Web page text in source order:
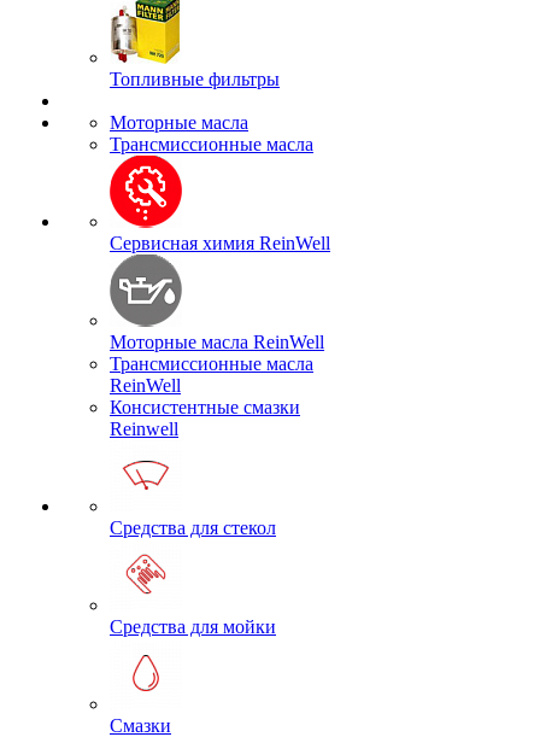
Топливные фильтры
Моторные масла
Трансмиссионные масла
Сервисная химия ReinWell
Моторные масла ReinWell
Трансмиссионные масла
ReinWell
Консистентные смазки
Reinwell
Средства для стекол
Средства для мойки
Смазки